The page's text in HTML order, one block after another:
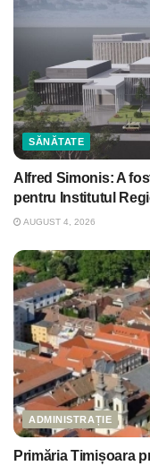
SĂNĂTATE
Alfred Simonis: A
pentru Institutul
AUGUST 4, 2026
ADMINISTRAȚIE
Primăria Timișoara